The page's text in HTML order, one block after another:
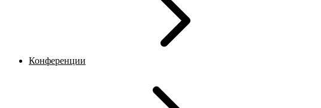
Конференции